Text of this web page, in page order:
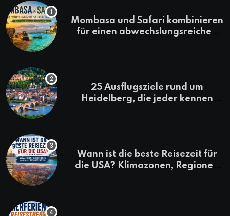
Mombasa und Safari kombinieren
für einen abwechslungsreichen
25 Ausflugsziele rund um
Heidelberg, die jeder kennen
Wann ist die beste Reisezeit für
die USA? Klimazonen, Regionen